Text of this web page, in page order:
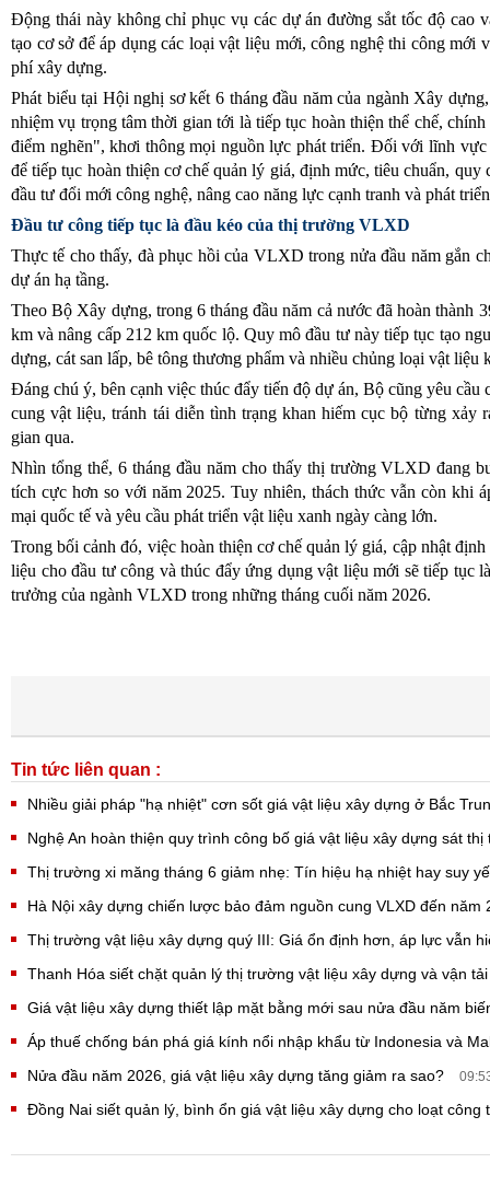
Động thái này không chỉ phục vụ các dự án đường sắt tốc độ cao
tạo cơ sở để áp dụng các loại vật liệu mới, công nghệ thi công mới
phí xây dựng.
Phát biểu tại Hội nghị sơ kết 6 tháng đầu năm của ngành Xây
nhiệm vụ trọng tâm thời gian tới là tiếp tục hoàn thiện thể chế,
điểm nghẽn", khơi thông mọi nguồn lực phát triển. Đối với lĩnh
để tiếp tục hoàn thiện cơ chế quản lý giá, định mức, tiêu chuẩn,
đầu tư đổi mới công nghệ, nâng cao năng lực cạnh tranh và phát
Đầu tư công tiếp tục là đầu kéo của thị trường VLXD
Thực tế cho thấy, đà phục hồi của VLXD trong nửa đầu năm gắn
dự án hạ tầng.
Theo Bộ Xây dựng, trong 6 tháng đầu năm cả nước đã hoàn thành
km và nâng cấp 212 km quốc lộ. Quy mô đầu tư này tiếp tục tạo
dựng, cát san lấp, bê tông thương phẩm và nhiều chủng loại vật liệu
Đáng chú ý, bên cạnh việc thúc đẩy tiến độ dự án, Bộ cũng yêu cầu
cung vật liệu, tránh tái diễn tình trạng khan hiếm cục bộ từng xảy
gian qua.
Nhìn tổng thể, 6 tháng đầu năm cho thấy thị trường VLXD đang
tích cực hơn so với năm 2025. Tuy nhiên, thách thức vẫn còn khi
mại quốc tế và yêu cầu phát triển vật liệu xanh ngày càng lớn.
Trong bối cảnh đó, việc hoàn thiện cơ chế quản lý giá, cập nhật
liệu cho đầu tư công và thúc đẩy ứng dụng vật liệu mới sẽ tiếp tục
trưởng của ngành VLXD trong những tháng cuối năm 2026.
Tin tức liên quan :
Nhiều giải pháp "hạ nhiệt" cơn sốt giá vật liệu xây dựng ở Bắc
Nghệ An hoàn thiện quy trình công bố giá vật liệu xây dựng sát
Thị trường xi măng tháng 6 giảm nhẹ: Tín hiệu hạ nhiệt hay suy
Hà Nội xây dựng chiến lược bảo đảm nguồn cung VLXD đến năm
Thị trường vật liệu xây dựng quý III: Giá ổn định hơn, áp lực vẫn
Thanh Hóa siết chặt quản lý thị trường vật liệu xây dựng và vận
Giá vật liệu xây dựng thiết lập mặt bằng mới sau nửa đầu năm
Áp thuế chống bán phá giá kính nổi nhập khẩu từ Indonesia và
Nửa đầu năm 2026, giá vật liệu xây dựng tăng giảm ra sao?
Đồng Nai siết quản lý, bình ổn giá vật liệu xây dựng cho loạt